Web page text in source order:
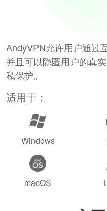
AndyVPN允许用户通过
并且可以隐匿用户的真
私保护。
适用于：
Windows
macOS